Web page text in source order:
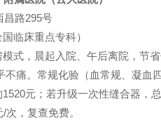
昌路295号
临床重点专科）
式，晨起入院、午后离院，节
不痛。常规化验（血常规、凝血
元；若升级一次性缝合器，
，复查免费。